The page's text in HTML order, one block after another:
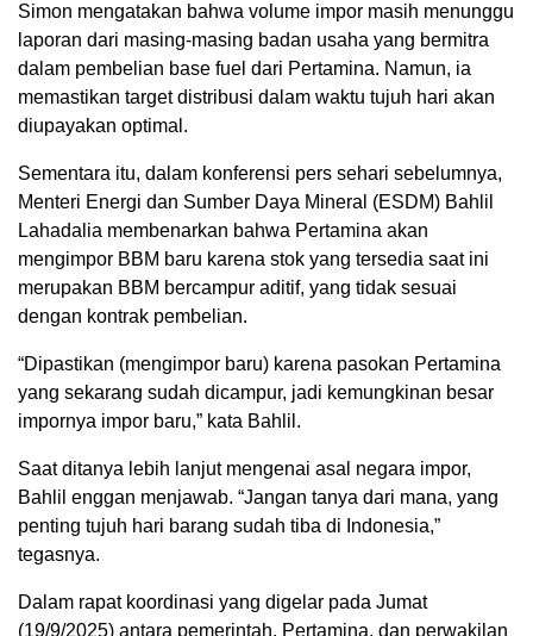
Simon mengatakan bahwa volume impor masih menunggu
laporan dari masing-masing badan usaha yang bermitra
dalam pembelian base fuel dari Pertamina. Namun, ia
memastikan target distribusi dalam waktu tujuh hari akan
diupayakan optimal.
Sementara itu, dalam konferensi pers sehari sebelumnya,
Menteri Energi dan Sumber Daya Mineral (ESDM) Bahlil
Lahadalia membenarkan bahwa Pertamina akan
mengimpor BBM baru karena stok yang tersedia saat ini
merupakan BBM bercampur aditif, yang tidak sesuai
dengan kontrak pembelian.
“Dipastikan (mengimpor baru) karena pasokan Pertamina
yang sekarang sudah dicampur, jadi kemungkinan besar
impornya impor baru,” kata Bahlil.
Saat ditanya lebih lanjut mengenai asal negara impor,
Bahlil enggan menjawab. “Jangan tanya dari mana, yang
penting tujuh hari barang sudah tiba di Indonesia,”
tegasnya.
Dalam rapat koordinasi yang digelar pada Jumat
(19/9/2025) antara pemerintah, Pertamina, dan perwakilan